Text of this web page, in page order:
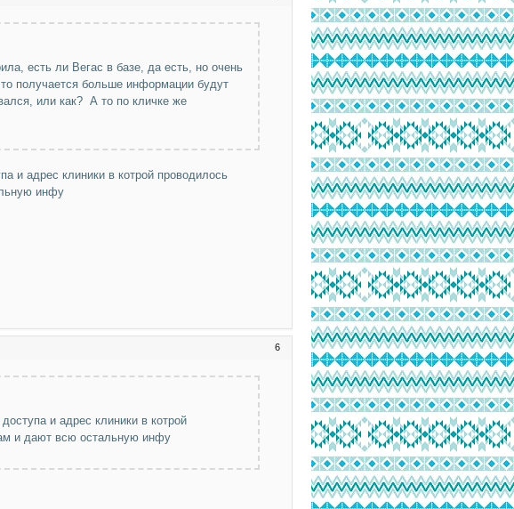
есть ли Вегас в базе, да есть, но очень
получается больше информации будут
или как? А то по кличке же
и адрес клиники в котрой проводилось
инфу
6
и адрес клиники в котрой
и дают всю остальную инфу